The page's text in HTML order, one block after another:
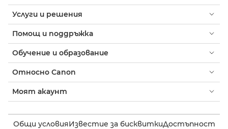
Услуги и решения
Помощ и поддръжка
Обучение и образование
Относно Canon
Моят акаунт
Общи условияИзвестие за бисквиткиДостъпност